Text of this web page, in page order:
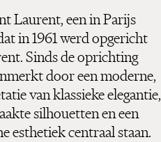
Laurent, een in Parijs
in 1961 werd opgericht
Sinds de oprichting
door een moderne,
van klassieke elegantie,
silhouetten en een
esthetiek centraal staan.